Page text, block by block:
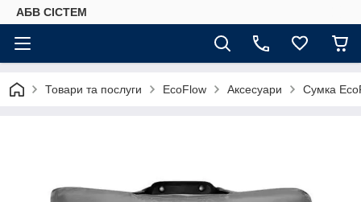
АБВ СІСТЕМ
Товари та послуги EcoFlow Аксесуари Сумка